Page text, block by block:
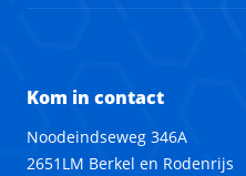
Kom in contact
Noodeindseweg 346A
2651LM Berkel en Rodenrijs